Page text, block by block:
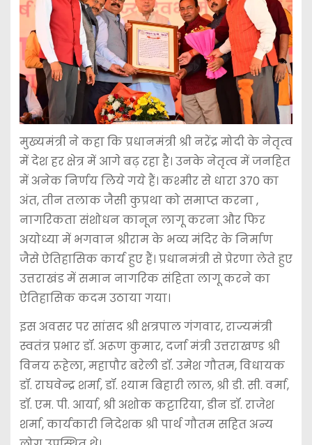
मुख्यमंत्री ने कहा कि प्रधानमंत्री श्री नरेंद्र मोदी के नेतृत्व
में देश हर क्षेत्र में आगे बढ़ रहा है। उनके नेतृत्व में जनहित
में अनेक निर्णय लिये गये हैं। कश्मीर से धारा 370 का
अंत, तीन तलाक जैसी कुप्रथा को समाप्त करना ,
नागरिकता संशोधन कानून लागू करना और फिर
अयोध्या में भगवान श्रीराम के भव्य मंदिर के निर्माण
जैसे ऐतिहासिक कार्य हुए हैं। प्रधानमंत्री से प्रेरणा लेते हुए
उत्तराखंड में समान नागरिक संहिता लागू करने का
ऐतिहासिक कदम उठाया गया।
इस अवसर पर सांसद श्री क्षत्रपाल गंगवार, राज्यमंत्री
स्वतंत्र प्रभार डॉ. अरूण कुमार, दर्जा मंत्री उत्तराखण्ड श्री
विनय रूहेला, महापौर बरेली डॉ. उमेश गौतम, विधायक
डॉ. राघवेन्द्र शर्मा, डॉ. श्याम बिहारी लाल, श्री डी. सी. वर्मा,
डॉ. एम. पी. आर्या, श्री अशोक कट्टारिया, डीन डॉ. राजेश
शर्मा, कार्यकारी निदेशक श्री पार्थ गौतम सहित अन्य